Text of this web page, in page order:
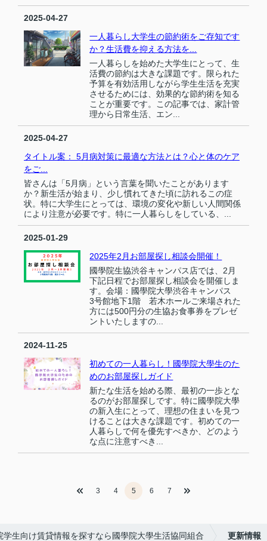
2025-04-27
一人暮らし大学生の節約術をご存知です
か？生活費を抑える方法を...
一人暮らしを始めた大学生にとって、生
活費の節約は大きな課題です。限られた
予算を有効活用しながら学生生活を充実
させるためには、効果的な節約術を知る
ことが重要です。この記事では、家計管
理から日常生活、エン...
2025-04-27
タイトル案： 5月病対策に最適な方法とは？心と体のケア
をご...
皆さんは「5月病」という言葉を聞いたことがあります
か？新生活が始まり、少し慣れてきた頃に訪れるこの症
状。特に大学生にとっては、環境の変化や新しい人間関係
により注意が必要です。特に一人暮らしをしている、...
2025-01-29
2025年2月お部屋探し相談会開催！
國學院生協渋谷キャンパス店では、2月
下記日程でお部屋探し相談会を開催しま
す。会場：國學院大學渋谷キャンパス
3号館地下1階 若木ホールご来場された
方には500円分の生協お食事券をプレゼ
ントいたしますの...
2024-11-25
初めての一人暮らし！國學院大學生のた
めのお部屋探しガイド
新たな生活を始める際、最初の一歩とな
るのがお部屋探しです。特に國學院大學
の新入生にとって、理想の住まいを見つ
けることは大きな課題です。初めての一
人暮らしで何を優先すべきか、どのよう
な点に注意すべき...
3 4 5 6 7
学生向け賃貸情報を探すなら國學院大學生活協同組合 更新情報